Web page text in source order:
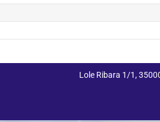
Lole Ribara 1/1,